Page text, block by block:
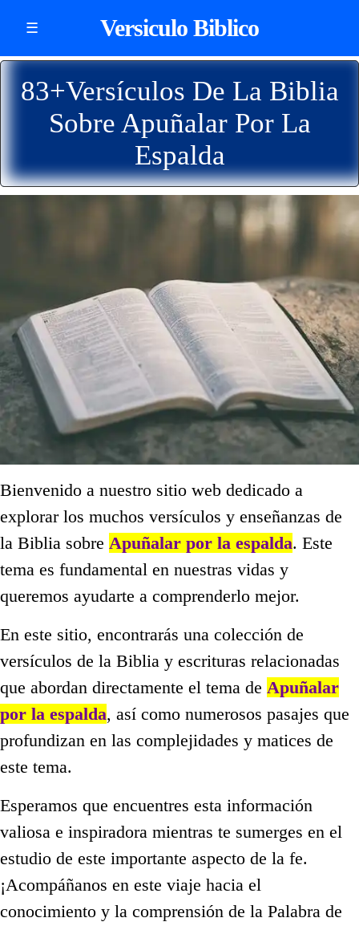
☰ Versiculo Biblico
83+Versículos De La Biblia
Sobre Apuñalar Por La
Espalda
Bienvenido a nuestro sitio web dedicado a
explorar los muchos versículos y enseñanzas de
la Biblia sobre Apuñalar por la espalda. Este
tema es fundamental en nuestras vidas y
queremos ayudarte a comprenderlo mejor.
En este sitio, encontrarás una colección de
versículos de la Biblia y escrituras relacionadas
que abordan directamente el tema de Apuñalar
por la espalda, así como numerosos pasajes que
profundizan en las complejidades y matices de
este tema.
Esperamos que encuentres esta información
valiosa e inspiradora mientras te sumerges en el
estudio de este importante aspecto de la fe.
¡Acompáñanos en este viaje hacia el
conocimiento y la comprensión de la Palabra de